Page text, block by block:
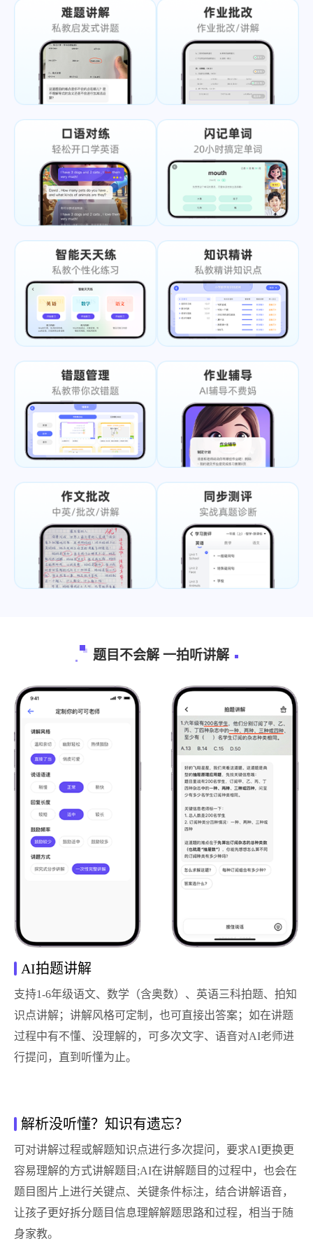
题目不会解 一拍听讲解
AI拍题讲解
支持1-6年级语文、数学（含奥数）、英语三科拍题、拍知
识点讲解；讲解风格可定制，也可直接出答案；如在讲题
过程中有不懂、没理解的，可多次文字、语音对AI老师进
行提问，直到听懂为止。
解析没听懂？知识有遗忘？
可对讲解过程或解题知识点进行多次提问，要求AI更换更
容易理解的方式讲解题目;AI在讲解题目的过程中，也会在
题目图片上进行关键点、关键条件标注，结合讲解语音，
让孩子更好拆分题目信息理解解题思路和过程，相当于随
身家教。